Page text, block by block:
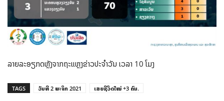
ລາຍລະອຽກດຫຼັງຈາກຖະແຫຼງຂ່າວປະຈຳວັນ ເວລາ 10 ໂມງ
TAGS ວັນທີ 2 ພະຈິກ 2021 ເສຍຊີວິດໃໝ່ +3 ຄົນ.